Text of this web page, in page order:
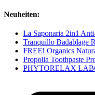
Neuheiten:
La Saponaria 2in1
Tranquillo Badablage
FREE! Organics
Propolia Toothpaste
PHYTORELAX